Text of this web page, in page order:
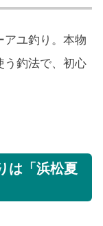
アユ釣り。本物
う釣法で、初心
は「浜松夏